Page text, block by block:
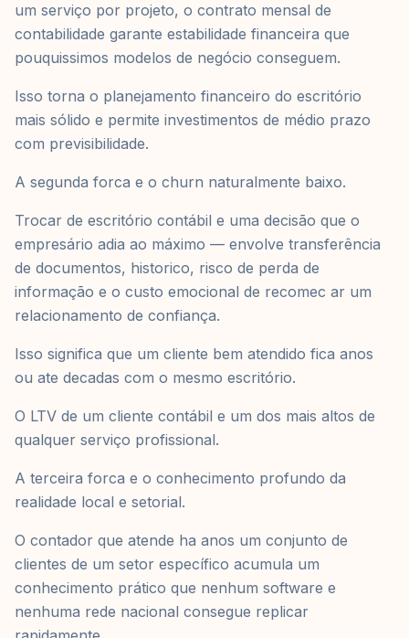
um serviço por projeto, o contrato mensal de
contabilidade garante estabilidade financeira que
pouquissimos modelos de negócio conseguem.
Isso torna o planejamento financeiro do escritório
mais sólido e permite investimentos de médio prazo
com previsibilidade.
A segunda forca e o churn naturalmente baixo.
Trocar de escritório contábil e uma decisão que o
empresário adia ao máximo — envolve transferência
de documentos, historico, risco de perda de
informação e o custo emocional de recomec ar um
relacionamento de confiança.
Isso significa que um cliente bem atendido fica anos
ou ate decadas com o mesmo escritório.
O LTV de um cliente contábil e um dos mais altos de
qualquer serviço profissional.
A terceira forca e o conhecimento profundo da
realidade local e setorial.
O contador que atende ha anos um conjunto de
clientes de um setor específico acumula um
conhecimento prático que nenhum software e
nenhuma rede nacional consegue replicar